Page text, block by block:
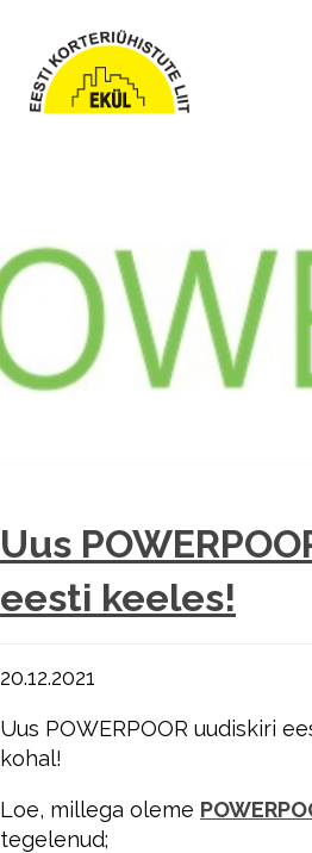
Uus
eesti keeles!
20.12.2021
Uus POWERPOOR uudiskiri
kohal!
Loe, millega oleme
tegelenud;